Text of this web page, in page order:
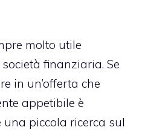
molto utile
finanziaria. Se
in un’offerta che
appetibile è
piccola ricerca sul